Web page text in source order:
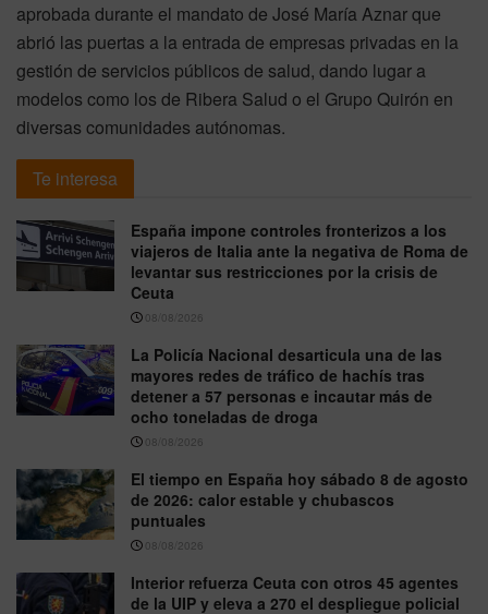
aprobada durante el mandato de José María Aznar que
abrió las puertas a la entrada de empresas privadas en la
gestión de servicios públicos de salud, dando lugar a
modelos como los de Ribera Salud o el Grupo Quirón en
diversas comunidades autónomas.
Te interesa
España impone controles fronterizos a los
viajeros de Italia ante la negativa de Roma de
levantar sus restricciones por la crisis de
Ceuta
08/08/2026
La Policía Nacional desarticula una de las
mayores redes de tráfico de hachís tras
detener a 57 personas e incautar más de
ocho toneladas de droga
08/08/2026
El tiempo en España hoy sábado 8 de agosto
de 2026: calor estable y chubascos
puntuales
08/08/2026
Interior refuerza Ceuta con otros 45 agentes
de la UIP y eleva a 270 el despliegue policial